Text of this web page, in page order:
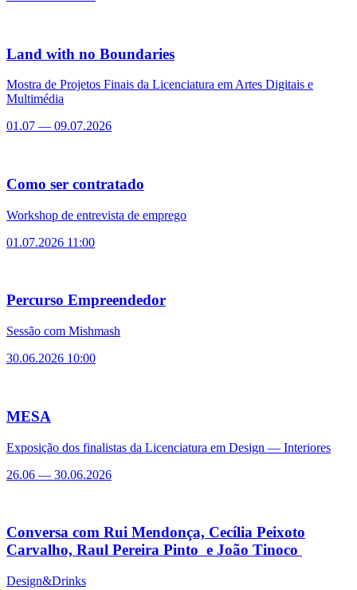
Land with no Boundaries
Mostra de Projetos Finais da Licenciatura em Artes Digitais e
Multimédia
01.07 — 09.07.2026
Como ser contratado
Workshop de entrevista de emprego
01.07.2026 11:00
Percurso Empreendedor
Sessão com Mishmash
30.06.2026 10:00
MESA
Exposição dos finalistas da Licenciatura em Design — Interiores
26.06 — 30.06.2026
Conversa com Rui Mendonça, Cecília Peixoto
Carvalho, Raul Pereira Pinto e João Tinoco
Design&Drinks